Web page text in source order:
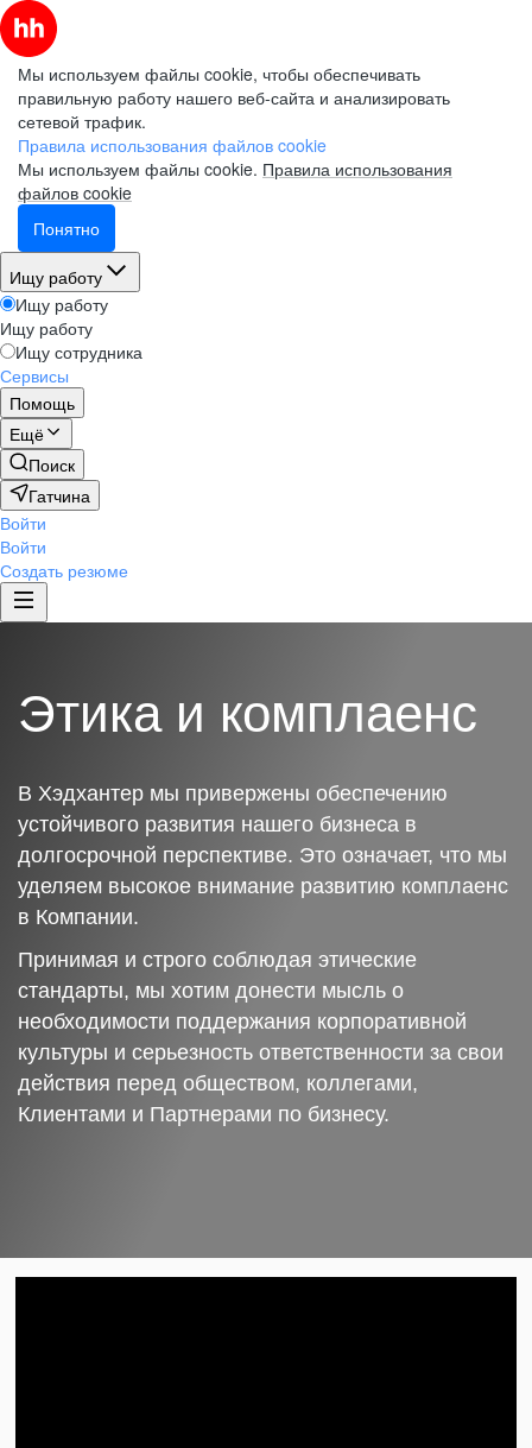
Мы используем файлы cookie, чтобы обеспечивать
правильную работу нашего веб-сайта и анализировать
сетевой трафик.
Правила использования файлов cookie
Мы используем файлы cookie. Правила использования
файлов cookie
Понятно
Ищу работу
Ищу работу
Ищу работу
Ищу сотрудника
Сервисы
Помощь
Ещё
Поиск
Гатчина
Войти
Войти
Создать резюме
Этика и комплаенс
В Хэдхантер мы привержены обеспечению
устойчивого развития нашего бизнеса в
долгосрочной перспективе. Это означает, что мы
уделяем высокое внимание развитию комплаенс
в Компании.
Принимая и строго соблюдая этические
стандарты, мы хотим донести мысль о
необходимости поддержания корпоративной
культуры и серьезность ответственности за свои
действия перед обществом, коллегами,
Клиентами и Партнерами по бизнесу.